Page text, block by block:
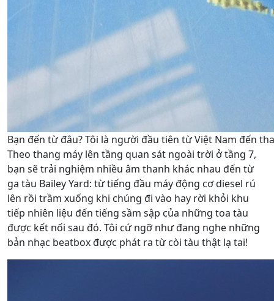
Bạn đến từ đâu? Tôi là người đầu tiên từ Việt Nam đến
Theo thang máy lên tầng quan sát ngoài trời ở tầng 7,
bạn sẽ trải nghiệm nhiều âm thanh khác nhau đến từ
ga tàu Bailey Yard: từ tiếng đầu máy động cơ diesel rú
lên rồi trầm xuống khi chúng đi vào hay rời khỏi khu
tiếp nhiên liệu đến tiếng sầm sập của những toa tàu
được kết nối sau đó. Tôi cứ ngỡ như đang nghe những
bản nhạc beatbox được phát ra từ còi tàu thật lạ tai!